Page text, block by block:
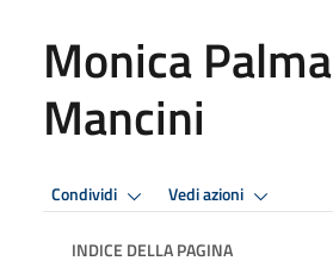
Monica Palma
Mancini
Condividi Vedi azioni
INDICE DELLA PAGINA